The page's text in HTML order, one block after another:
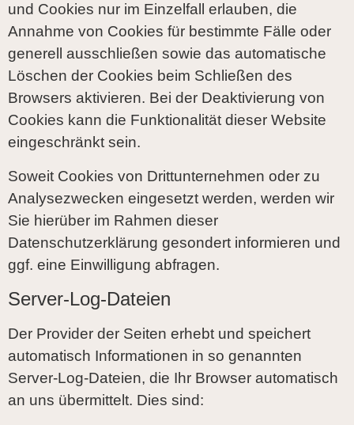
und Cookies nur im Einzelfall erlauben, die
Annahme von Cookies für bestimmte Fälle oder
generell ausschließen sowie das automatische
Löschen der Cookies beim Schließen des
Browsers aktivieren. Bei der Deaktivierung von
Cookies kann die Funktionalität dieser Website
eingeschränkt sein.
Soweit Cookies von Drittunternehmen oder zu
Analysezwecken eingesetzt werden, werden wir
Sie hierüber im Rahmen dieser
Datenschutzerklärung gesondert informieren und
ggf. eine Einwilligung abfragen.
Server-Log-Dateien
Der Provider der Seiten erhebt und speichert
automatisch Informationen in so genannten
Server-Log-Dateien, die Ihr Browser automatisch
an uns übermittelt. Dies sind: